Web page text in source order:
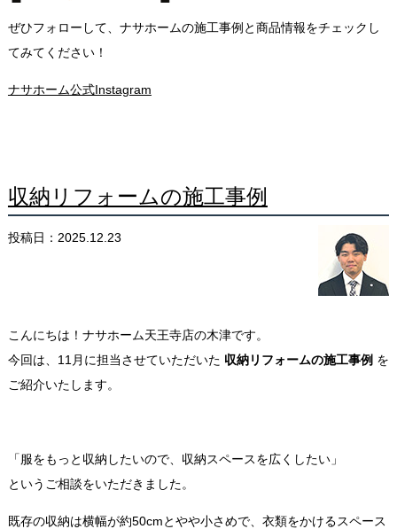
ぜひフォローして、ナサホームの施工事例と商品情報をチェックし
てみてください！
ナサホーム公式Instagram
収納リフォームの施工事例
投稿日：2025.12.23
こんにちは！ナサホーム天王寺店の木津です。
今回は、11月に担当させていただいた 収納リフォームの施工事例 を
ご紹介いたします。
「服をもっと収納したいので、収納スペースを広くしたい」
というご相談をいただきました。
既存の収納は横幅が約50cmとやや小さめで、衣類をかけるスペース